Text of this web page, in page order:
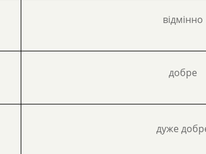
відмінно
добре
дуже